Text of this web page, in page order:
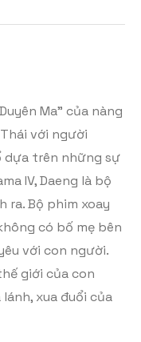
Ma” của nàng
với người
dựa trên những sự
IV, Daeng là bộ
ra. Bộ phim xoay
có bố mẹ bên
với con người.
giới của con
xua đuổi của